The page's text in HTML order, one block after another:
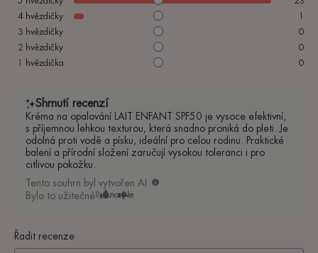
4 hvězdičky
1
3 hvězdičky
0
2 hvězdičky
0
1
hvězdička 0
Shrnutí recenzí
Kréma na opalování LAIT ENFANT SPF50 je vysoce efektivní,
s příjemnou lehkou texturou, která snadno proniká do pleti. Je
odolná proti vodě a písku, ideální pro celou rodinu. Praktické
balení a přírodní složení zaručují vysokou toleranci i pro
citlivou pokožku.
Tento souhrn byl vytvořen AI
Bylo to užitečné? Ano Ne
Řadit recenze